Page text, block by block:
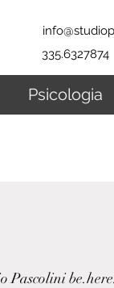
335.6327874
Psicologia
Pascolini